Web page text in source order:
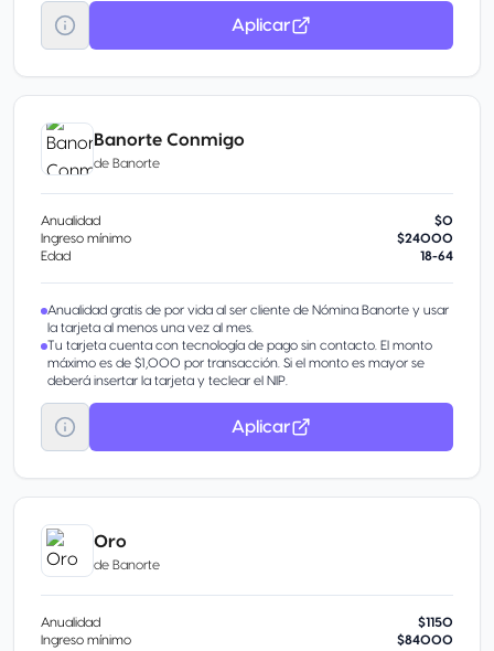
Aplicar
Banorte Conmigo
de Banorte
Anualidad
$0
Ingreso mínimo
$24000
Edad
18-64
Anualidad gratis de por vida al ser cliente de Nómina Banorte y usar
la tarjeta al menos una vez al mes.
Tu tarjeta cuenta con tecnología de pago sin contacto. El monto
máximo es de $1,000 por transacción. Si el monto es mayor se
deberá insertar la tarjeta y teclear el NIP.
Aplicar
Oro
de Banorte
Anualidad
$1150
Ingreso mínimo
$84000